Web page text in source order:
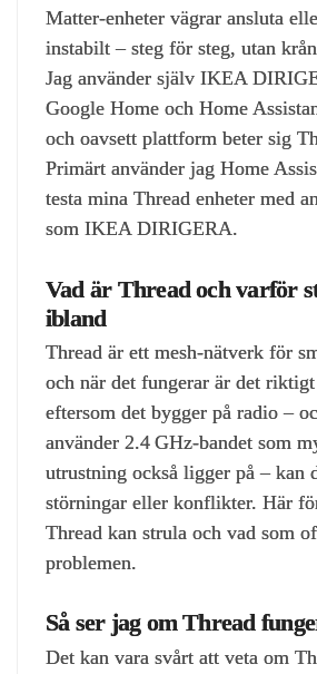
Matter‑enheter vägrar ansluta
instabilt – steg för steg, utan
Jag använder själv IKEA
Google Home och Home
och oavsett plattform beter sig
Primärt använder jag Home
testa mina Thread enheter med
som IKEA DIRIGERA.
Vad är Thread och varför
ibland
Thread är ett mesh‑nätverk för
och när det fungerar är det
eftersom det bygger på radio –
använder 2.4 GHz‑bandet som
utrustning också ligger på – kan
störningar eller konflikter. Här
Thread kan strula och vad som
problemen.
Så ser jag om Thread
Det kan vara svårt att veta om